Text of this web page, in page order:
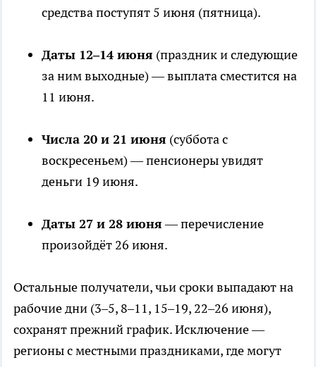
средства поступят 5 июня (пятница).
Даты 12–14 июня (праздник и следующие
за ним выходные) — выплата сместится на
11 июня.
Числа 20 и 21 июня (суббота с
воскресеньем) — пенсионеры увидят
деньги 19 июня.
Даты 27 и 28 июня— перечисление
произойдёт 26 июня.
Остальные получатели, чьи сроки выпадают на
рабочие дни (3–5, 8–11, 15–19, 22–26 июня),
сохранят прежний график. Исключение —
регионы с местными праздниками, где могут